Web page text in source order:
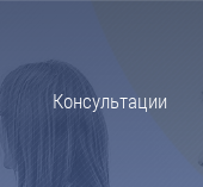
Консультации